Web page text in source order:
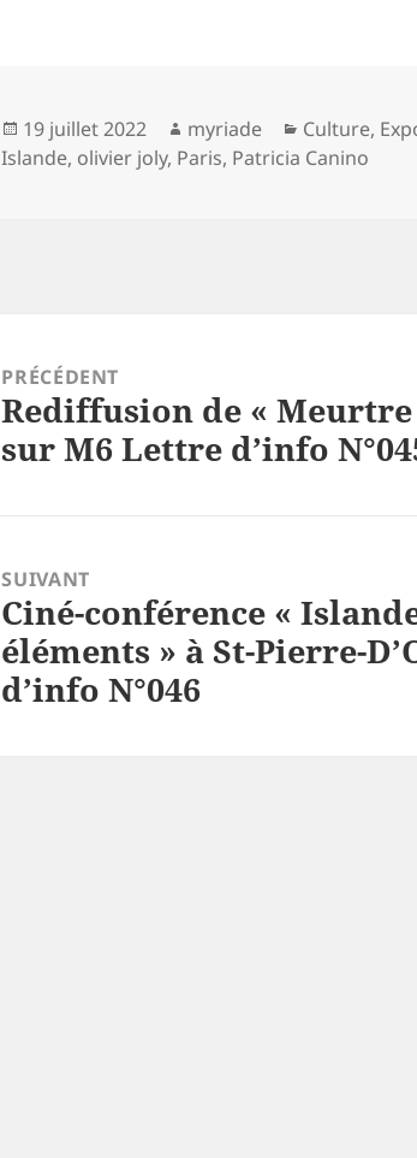
Publié
le
19 juillet 2022 Auteur
myriade Catégories
Culture,
Islande, olivier joly, Paris, Patricia Canino
PRÉCÉDENT
Article
précédent :
Rediffusion de «
sur M6 Lettre d’info
SUIVANT
Article
suivant :
Ciné-conférence «
éléments » à St-Pierre-
d’info N°046